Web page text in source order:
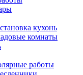
кухонь
комнаты
работы